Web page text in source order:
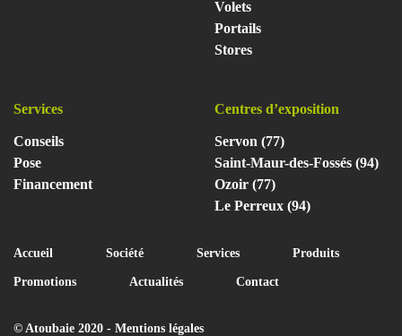
Volets
Portails
Stores
Services
Conseils
Pose
Financement
Centres d’exposition
Servon (77)
Saint-Maur-des-Fossés (94)
Ozoir (77)
Le Perreux (94)
Accueil Société Services Produits
Promotions Actualités Contact
© Atoubaie 2020 - Mentions légales